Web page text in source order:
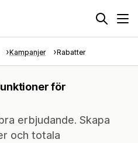
Kampanjer Rabatter
för
erbjudande. Skapa
och totala